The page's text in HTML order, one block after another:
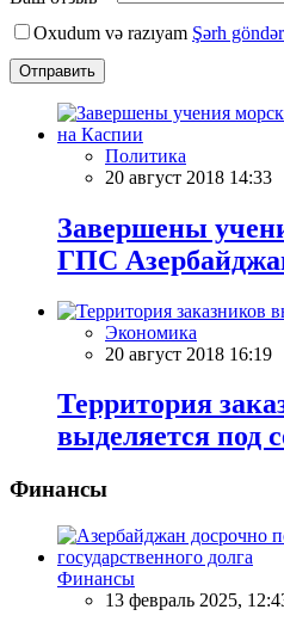
Oxudum və razıyam Şərh
Отправить
Политика
20 август 2018 14:33
Завершены
ГПС
Экономика
20 август 2018 16:19
Территория
выделяется под
Финансы
Финансы
13 февраль 2025,